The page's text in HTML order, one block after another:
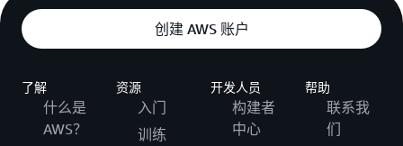
创建 AWS 账户
了解
什么是
AWS？
资源
入门
训练
开发人员
构建者
中心
帮助
联系我
们